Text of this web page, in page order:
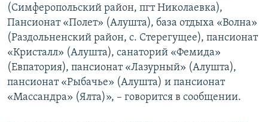
(Симферопольский район, пгт Николаевка),
Пансионат «Полет» (Алушта), база отдыха «Волна»
(Раздольненский район, с. Стерегущее), пансионат
«Кристалл» (Алушта), санаторий «Фемида»
(Евпатория), пансионат «Лазурный» (Алушта),
пансионат «Рыбачье» (Алушта) и пансионат
«Массандра» (Ялта)», – говорится в сообщении.